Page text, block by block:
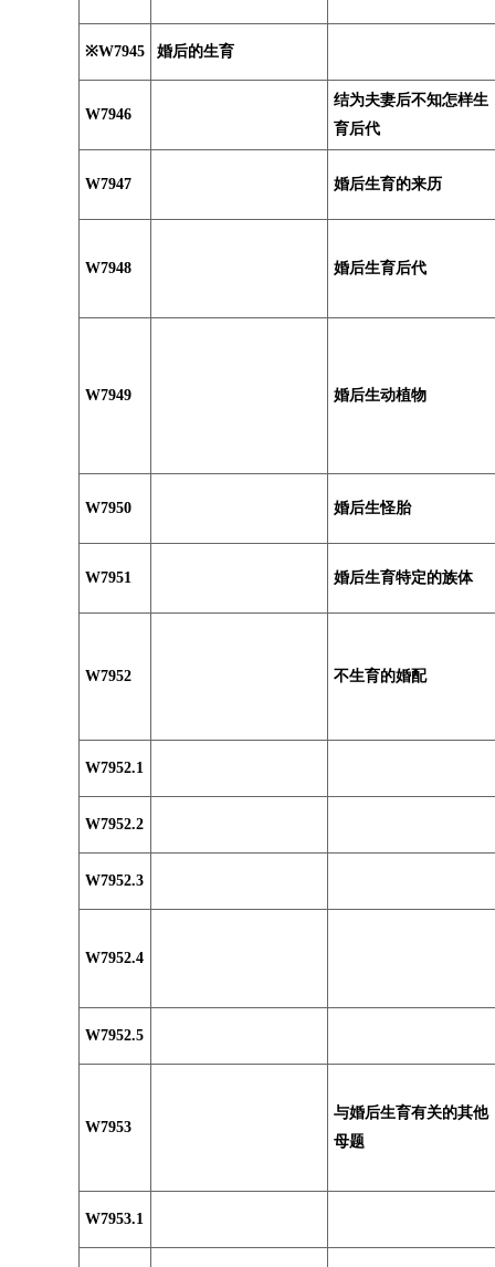
※W7945 婚后的生育
W7946
结为夫妻后不知怎样生
育后代
W7947 婚后生育的来历
W7948 婚后生育后代
W7949 婚后生动植物
W7950 婚后生怪胎
W7951 婚后生育特定的族体
W7952 不生育的婚配
W7952.1
W7952.2
W7952.3
W7952.4
W7952.5
W7953
与婚后生育有关的其他
母题
W7953.1